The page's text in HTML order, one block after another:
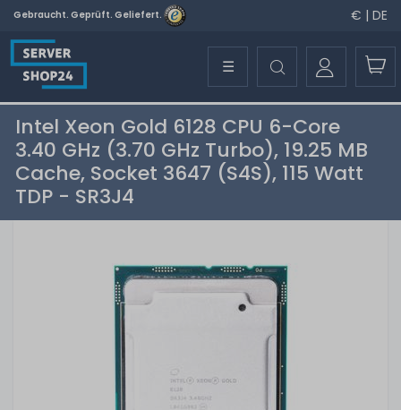
Gebraucht. Geprüft. Geliefert. € | DE
☰
Intel Xeon Gold 6128 CPU 6-Core
3.40 GHz (3.70 GHz Turbo), 19.25 MB
Cache, Socket 3647 (S4S), 115 Watt
TDP - SR3J4